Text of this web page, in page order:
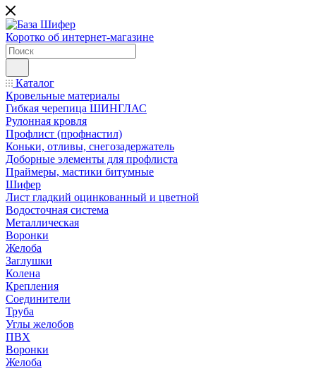
Коротко об интернет-магазине
Каталог
Кровельные материалы
Гибкая черепица ШИНГЛАС
Рулонная кровля
Профлист (профнастил)
Коньки, отливы, снегозадержатель
Доборные элементы для профлиста
Праймеры, мастики битумные
Шифер
Лист гладкий оцинкованный и цветной
Водосточная система
Металлическая
Воронки
Желоба
Заглушки
Колена
Крепления
Соединители
Труба
Углы желобов
ПВХ
Воронки
Желоба